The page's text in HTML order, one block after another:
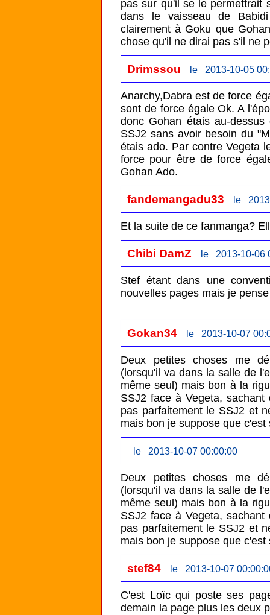
pas sur qu'il se le permettrait
dans le vaisseau de
clairement à Goku que
chose qu'il ne dirai pas s'il ne
Drimssou le 2013-10-05
Anarchy,Dabra est de force
sont de force égale Ok. A
donc Gohan étais au-
SSJ2 sans avoir besoin du
étais ado. Par contre Vegeta
force pour être de force
Gohan Ado.
fandemangadu33 le
Et la suite de ce fanmanga?
Chibi DamZ le 2013-10-06
Stef étant dans une
nouvelles pages mais je
Gokan34 le 2013-10-07
Deux petites choses me
(lorsqu'il va dans la salle de
même seul) mais bon à la
SSJ2 face à Vegeta,
pas parfaitement le SSJ2 et
mais bon je suppose que
le 2013-10-07 00:00:00
Deux petites choses me
(lorsqu'il va dans la salle de
même seul) mais bon à la
SSJ2 face à Vegeta,
pas parfaitement le SSJ2 et
mais bon je suppose que
stef84 le 2013-10-07
C'est Loïc qui poste ses
demain la page plus les deux